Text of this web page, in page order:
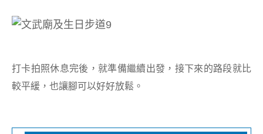
打卡拍照休息完後，就準備繼續出發，接下來的路段就比
較平緩，也讓腳可以好好放鬆。